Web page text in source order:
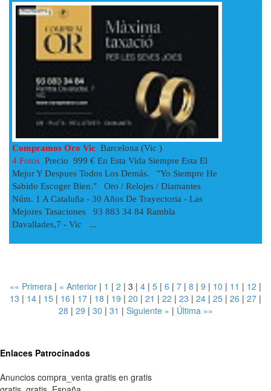
Compramos Oro Vic Barcelona (Vic )
4 Fotos Precio 999 € En Esta Vida Siempre Esta El
Mejor Y Despues Todos Los Demás. "Yo Siempre He
Sabido Escoger Bien." Oro / Relojes / Diamantes
Núm. 1 A Cataluña - 30 Años De Trayectoria - Las
Mejores Tasaciones 93 883 34 84 Rambla
Davallades,7 - Vic ...
«« Primera | « Anterior | 1 | 2 | 3 | 4 | 5 | 6 | 7 | 8 | 9 | 10 | 11 | 12 |
13 | 14 | 15 | 16 | 17 | 18 | 19 | 20 | 21 | 22 | 23 | 24 | 25 | 26 | 27 |
28 | 29 | 30 | 31 | Siguiente » | Última »»
Enlaces Patrocinados
Anuncios compra_venta gratis en gratis